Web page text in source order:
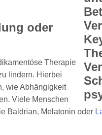
oder
Therapie
lindern. Hierbei
wie Abhängigkeit
Viele Menschen
Baldrian, Melatonin oder